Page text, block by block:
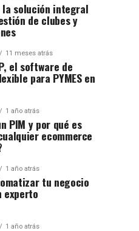
la solución integral
de clubes y
11 meses atrás
el software de
para PYMES en
1 año atrás
PIM y por qué es
ecommerce
1 año atrás
tu negocio
experto
1 año atrás